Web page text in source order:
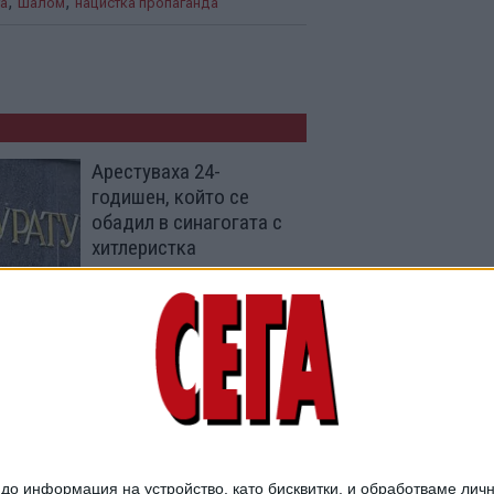
информация на устройство, като бисквитки, и обработваме
Арестуваха 24-
годишен, който се
обадил в синагогата с
хитлеристка
пропаганда
02 Февр. 2025
Еврейски организации
питат ще
криминализираме ли